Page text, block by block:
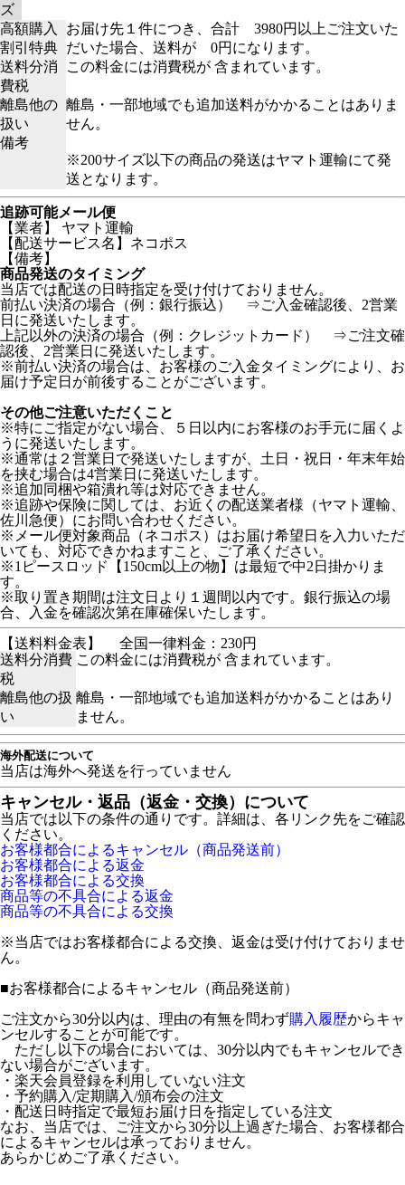
ズ
高額購入
割引特典
お届け先１件につき、合計 3980円以上ご注文いた
だいた場合、送料が 0円になります。
送料分消
費税
この料金には消費税が 含まれています。
離島他の
扱い
離島・一部地域でも追加送料がかかることはありま
せん。
備考
※200サイズ以下の商品の発送はヤマト運輸にて発
送となります。
追跡可能メール便
【業者】 ヤマト運輸
【配送サービス名】ネコポス
【備考】
商品発送のタイミング
当店では配送の日時指定を受け付けておりません。
前払い決済の場合（例：銀行振込） ⇒ご入金確認後、2営業
日に発送いたします。
上記以外の決済の場合（例：クレジットカード） ⇒ご注文確
認後、2営業日に発送いたします。
※前払い決済の場合は、お客様のご入金タイミングにより、お
届け予定日が前後することがございます。
その他ご注意いただくこと
※特にご指定がない場合、５日以内にお客様のお手元に届くよ
うに発送いたします。
※通常は２営業日で発送いたしますが、土日・祝日・年末年始
を挟む場合は4営業日に発送いたします。
※追加同梱や箱潰れ等は対応できません。
※追跡や保険に関しては、お近くの配送業者様（ヤマト運輸、
佐川急便）にお問い合わせください。
※メール便対象商品（ネコポス）はお届け希望日を入力いただ
いても、対応できかねますこと、ご了承ください。
※1ピースロッド【150cm以上の物】は最短で中2日掛かりま
す。
※取り置き期間は注文日より１週間以内です。銀行振込の場
合、入金を確認次第在庫確保いたします。
【送料料金表】
全国一律料金：230円
送料分消費
税
この料金には消費税が 含まれています。
離島他の扱
い
離島・一部地域でも追加送料がかかることはあり
ません。
海外配送について
当店は海外へ発送を行っていません
キャンセル・返品（返金・交換）について
当店では以下の条件の通りです。詳細は、各リンク先をご確認
ください。
お客様都合によるキャンセル（商品発送前）
お客様都合による返金
お客様都合による交換
商品等の不具合による返金
商品等の不具合による交換
※当店ではお客様都合による交換、返金は受け付けておりませ
ん。
■お客様都合によるキャンセル（商品発送前）
ご注文から30分以内は、理由の有無を問わず購入履歴からキャ
ンセルすることが可能です。
ただし以下の場合においては、30分以内でもキャンセルでき
ない場合がございます。
・楽天会員登録を利用していない注文
・予約購入/定期購入/頒布会の注文
・配送日時指定で最短お届け日を指定している注文
なお、当店では、ご注文から30分以上過ぎた場合、お客様都合
によるキャンセルは承っておりません。
あらかじめご了承ください。